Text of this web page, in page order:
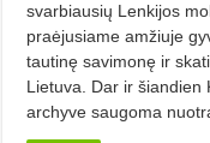
svarbiausių Lenkijos
praėjusiame amžiuje
tautinę savimonę ir
Lietuva. Dar ir šiandien
archyve saugoma